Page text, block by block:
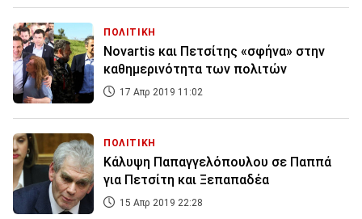
ΠΟΛΙΤΙΚΗ
Novartis και Πετσίτης «σφήνα» στην
καθημερινότητα των πολιτών
17 Απρ 2019 11:02
ΠΟΛΙΤΙΚΗ
Κάλυψη Παπαγγελόπουλου σε Παππά
για Πετσίτη και Ξεπαπαδέα
15 Απρ 2019 22:28